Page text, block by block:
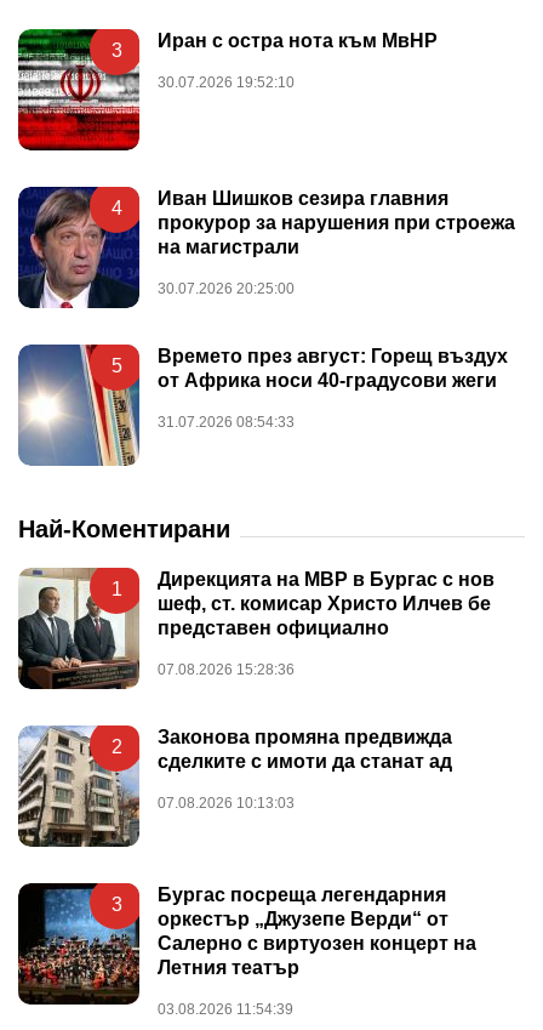
3 Иран с остра нота към МвНР
30.07.2026 19:52:10
4
Иван Шишков сезира главния
прокурор за нарушения при строежа
на магистрали
30.07.2026 20:25:00
5
Времето през август: Горещ въздух
от Африка носи 40-градусови жеги
31.07.2026 08:54:33
Най-Коментирани
1
Дирекцията на МВР в Бургас с нов
шеф, ст. комисар Христо Илчев бе
представен официално
07.08.2026 15:28:36
2
Законова промяна предвижда
сделките с имоти да станат ад
07.08.2026 10:13:03
3
Бургас посреща легендарния
оркестър „Джузепе Верди“ от
Салерно с виртуозен концерт на
Летния театър
03.08.2026 11:54:39